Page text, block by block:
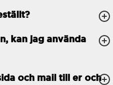
Obegränsat
kan jag använda
och mail till er och